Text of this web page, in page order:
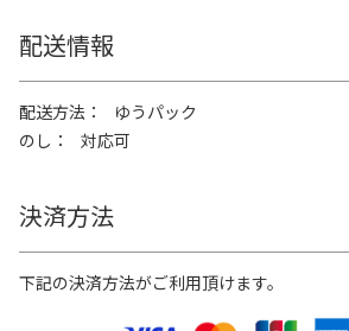
配送情報
配送方法
ゆうパック
のし
対応可
決済方法
下記の決済方法がご利用頂けます。